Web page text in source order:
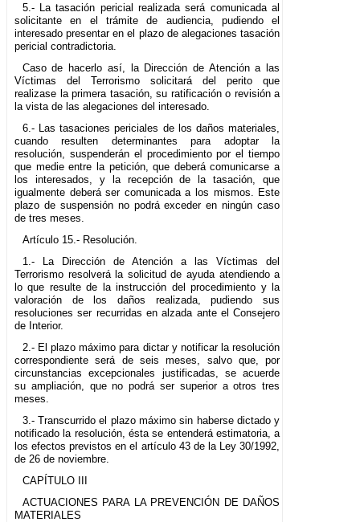
5.- La tasación pericial realizada será comunicada al
solicitante en el trámite de audiencia, pudiendo el
interesado presentar en el plazo de alegaciones tasación
pericial contradictoria.
Caso de hacerlo así, la Dirección de Atención a las
Víctimas del Terrorismo solicitará del perito que
realizase la primera tasación, su ratificación o revisión a
la vista de las alegaciones del interesado.
6.- Las tasaciones periciales de los daños materiales,
cuando resulten determinantes para adoptar la
resolución, suspenderán el procedimiento por el tiempo
que medie entre la petición, que deberá comunicarse a
los interesados, y la recepción de la tasación, que
igualmente deberá ser comunicada a los mismos. Este
plazo de suspensión no podrá exceder en ningún caso
de tres meses.
Artículo 15.- Resolución.
1.- La Dirección de Atención a las Víctimas del
Terrorismo resolverá la solicitud de ayuda atendiendo a
lo que resulte de la instrucción del procedimiento y la
valoración de los daños realizada, pudiendo sus
resoluciones ser recurridas en alzada ante el Consejero
de Interior.
2.- El plazo máximo para dictar y notificar la resolución
correspondiente será de seis meses, salvo que, por
circunstancias excepcionales justificadas, se acuerde
su ampliación, que no podrá ser superior a otros tres
meses.
3.- Transcurrido el plazo máximo sin haberse dictado y
notificado la resolución, ésta se entenderá estimatoria, a
los efectos previstos en el artículo 43 de la Ley 30/1992,
de 26 de noviembre.
CAPÍTULO III
ACTUACIONES PARA LA PREVENCIÓN DE DAÑOS
MATERIALES